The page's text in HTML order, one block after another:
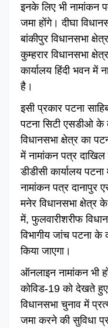
इनके लिए भी नामांकन
जमा होंगे। दीघा
बांकीपुर विधानसभा
कुम्हरार विधानसभा
कार्यालय हिंदी भवन में
है।
इसी प्रकार पटना
पटना सिटी एसडीओ के
विधानसभा क्षेत्र का
में नामांकन पत्र दाखिल
डीडीसी कार्यालय
नामांकन पत्र दानापुर
मनेर विधानसभा क्षेत्र
में, फुलवारीशरीफ
विभागीय जांच पटना के
किया जाएगा।
ऑनलाइन नामांकन भी
कोविड-19 को देखते हुए
विधानसभा चुनाव में
जमा करने की सुविधा